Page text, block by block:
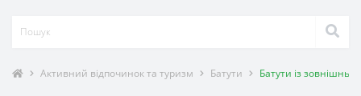
Активний відпочинок та туризм Батути Батути із